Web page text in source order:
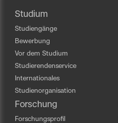
Studium
Studiengänge
Bewerbung
Vor dem Studium
Studierendenservice
Internationales
Studienorganisation
Forschung
Forschungsprofil